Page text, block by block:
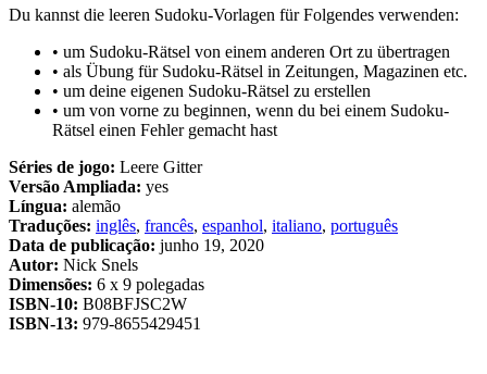
Du kannst die leeren Sudoku-Vorlagen für Folgendes verwenden:
• um Sudoku-Rätsel von einem anderen Ort zu übertragen
• als Übung für Sudoku-Rätsel in Zeitungen, Magazinen etc.
• um deine eigenen Sudoku-Rätsel zu erstellen
• um von vorne zu beginnen, wenn du bei einem Sudoku-
Rätsel einen Fehler gemacht hast
Séries de jogo: Leere Gitter
Versão Ampliada: yes
Língua: alemão
Traduções: inglês, francês, espanhol, italiano, português
Data de publicação: junho 19, 2020
Autor: Nick Snels
Dimensões: 6 x 9 polegadas
ISBN-10: B08BFJSC2W
ISBN-13: 979-8655429451